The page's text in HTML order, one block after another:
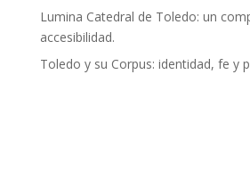
Lumina Catedral de Toledo: un
accesibilidad.
Toledo y su Corpus: identidad, fe y